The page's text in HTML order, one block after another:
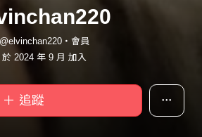
@elvinchan220・會員
於 2024 年 9 月 加入
＋ 追蹤